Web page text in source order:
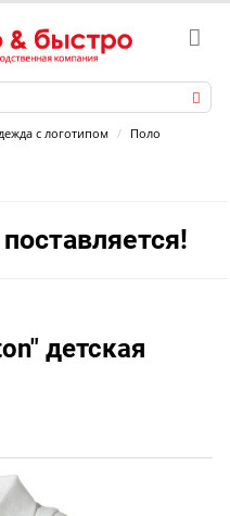
с логотипом
Поло
детская